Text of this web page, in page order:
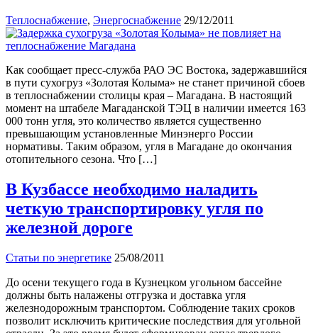
Теплоснабжение, Энергоснабжение 29/12/2011
Как сообщает пресс-служба РАО ЭС Востока, задержавшийся
в пути сухогруз «Золотая Колыма» не станет причиной сбоев
в теплоснабжении столицы края – Магадана. В настоящий
момент на штабеле Магаданской ТЭЦ в наличии имеется 163
000 тонн угля, это количество является существенно
превышающим установленные Минэнерго России
нормативы. Таким образом, угля в Магадане до окончания
отопительного сезона. Что […]
В Кузбассе необходимо наладить
четкую транспортировку угля по
железной дороге
Статьи по энергетике 25/08/2011
До осени текущего года в Кузнецком угольном бассейне
должны быть налажены отгрузка и доставка угля
железнодорожным транспортом. Соблюдение таких сроков
позволит исключить критические последствия для угольной